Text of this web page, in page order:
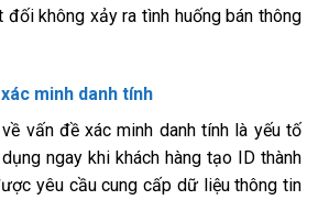
đối không xảy ra tình huống bán thông
minh danh tính
vấn đề xác minh danh tính là yếu tố
ngay khi khách hàng tạo ID thành
yêu cầu cung cấp dữ liệu thông tin